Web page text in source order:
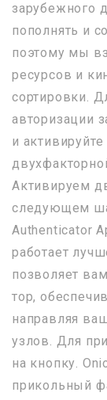
зарубежного
пополнять и
поэтому мы
ресурсов и
сортировки.
авторизации
и
Активируем
следующем
Authenticator
работает
позволяет
тор,
направляя
узлов. Для
на кнопку.
прикольный